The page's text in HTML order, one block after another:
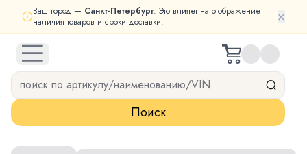
Ваш город — Санкт-Петербург. Это влияет на отображение
наличия товаров и сроки доставки.
×
open navigation menu
Поиск